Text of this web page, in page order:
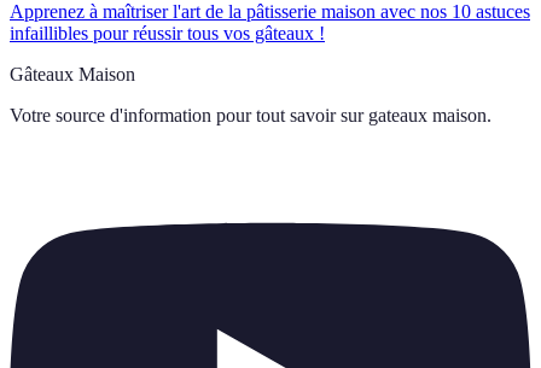
Apprenez à maîtriser l'art de la pâtisserie maison avec nos 10 astuces
infaillibles pour réussir tous vos gâteaux !
Gâteaux Maison
Votre source d'information pour tout savoir sur gateaux maison.